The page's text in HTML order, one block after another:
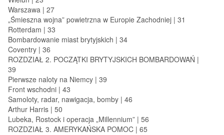
Warszawa | 27
„Śmieszna wojna” powietrzna w Europie Zachodniej | 31
Rotterdam | 33
Bombardowanie miast brytyjskich | 34
Coventry | 36
ROZDZIAŁ 2. POCZĄTKI BRYTYJSKICH BOMBARDOWAŃ |
39
Pierwsze naloty na Niemcy | 39
Front wschodni | 43
Samoloty, radar, nawigacja, bomby | 46
Arthur Harris | 50
Lubeka, Rostock i operacja „Millennium” | 56
ROZDZIAŁ 3. AMERYKAŃSKA POMOC | 65